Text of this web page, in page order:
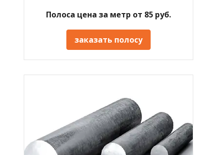
Полоса цена за метр от 85 руб.
заказать полосу